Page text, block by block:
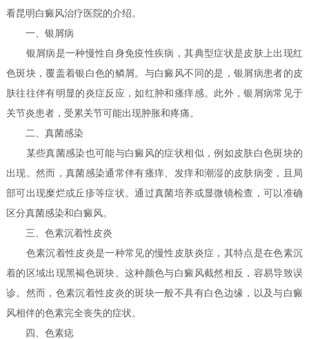
看昆明白癜风治疗医院的介绍。
一、银屑病
银屑病是一种慢性自身免疫性疾病，其典型症状是皮肤上出现红
色斑块，覆盖着银白色的鳞屑。与白癜风不同的是，银屑病患者的皮
肤往往伴有明显的炎症反应，如红肿和瘙痒感。此外，银屑病常见于
关节炎患者，受累关节可能出现肿胀和疼痛。
二、真菌感染
某些真菌感染也可能与白癜风的症状相似，例如皮肤白色斑块的
出现。然而，真菌感染通常伴有瘙痒、发痒和潮湿的皮肤病变，且局
部可出现糜烂或丘疹等症状。通过真菌培养或显微镜检查，可以准确
区分真菌感染和白癜风。
三、色素沉着性皮炎
色素沉着性皮炎是一种常见的慢性皮肤炎症，其特点是在色素沉
着的区域出现黑褐色斑块。这种颜色与白癜风截然相反，容易导致误
诊。然而，色素沉着性皮炎的斑块一般不具有白色边缘，以及与白癜
风相伴的色素完全丧失的症状。
四、色素痣